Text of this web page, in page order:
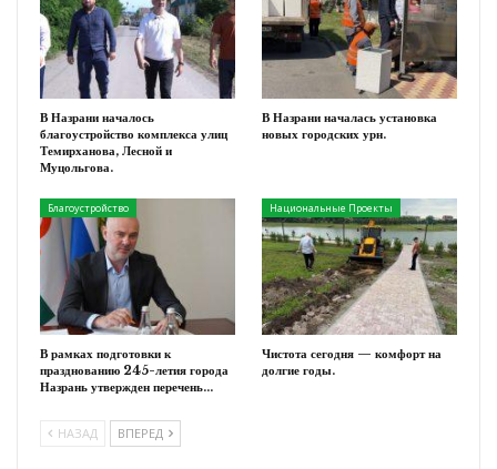
В Назрани началось
благоустройство комплекса улиц
Темирханова, Лесной и
Муцольгова.
В Назрани началась установка
новых городских урн.
Благоустройство
В рамках подготовки к
празднованию 245-летия города
Назрань утвержден перечень…
Национальные Проекты
Чистота сегодня — комфорт на
долгие годы.
НАЗАД ВПЕРЕД